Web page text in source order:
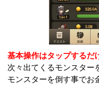
基本操作はタップするだ
次々出てくるモンスター
モンスターを倒す事でお